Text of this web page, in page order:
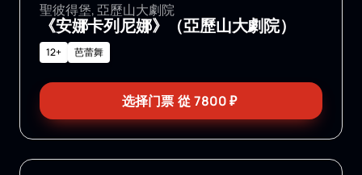
聖彼得堡, 亞歷山大劇院
《安娜卡列尼娜》（亞歷山大劇院）
12+ 芭蕾舞
选择门票 從7800₽